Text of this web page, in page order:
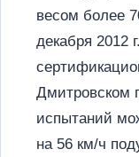
весом более
декабря 2012
Дмитровском
испытаний
на 56 км/ч